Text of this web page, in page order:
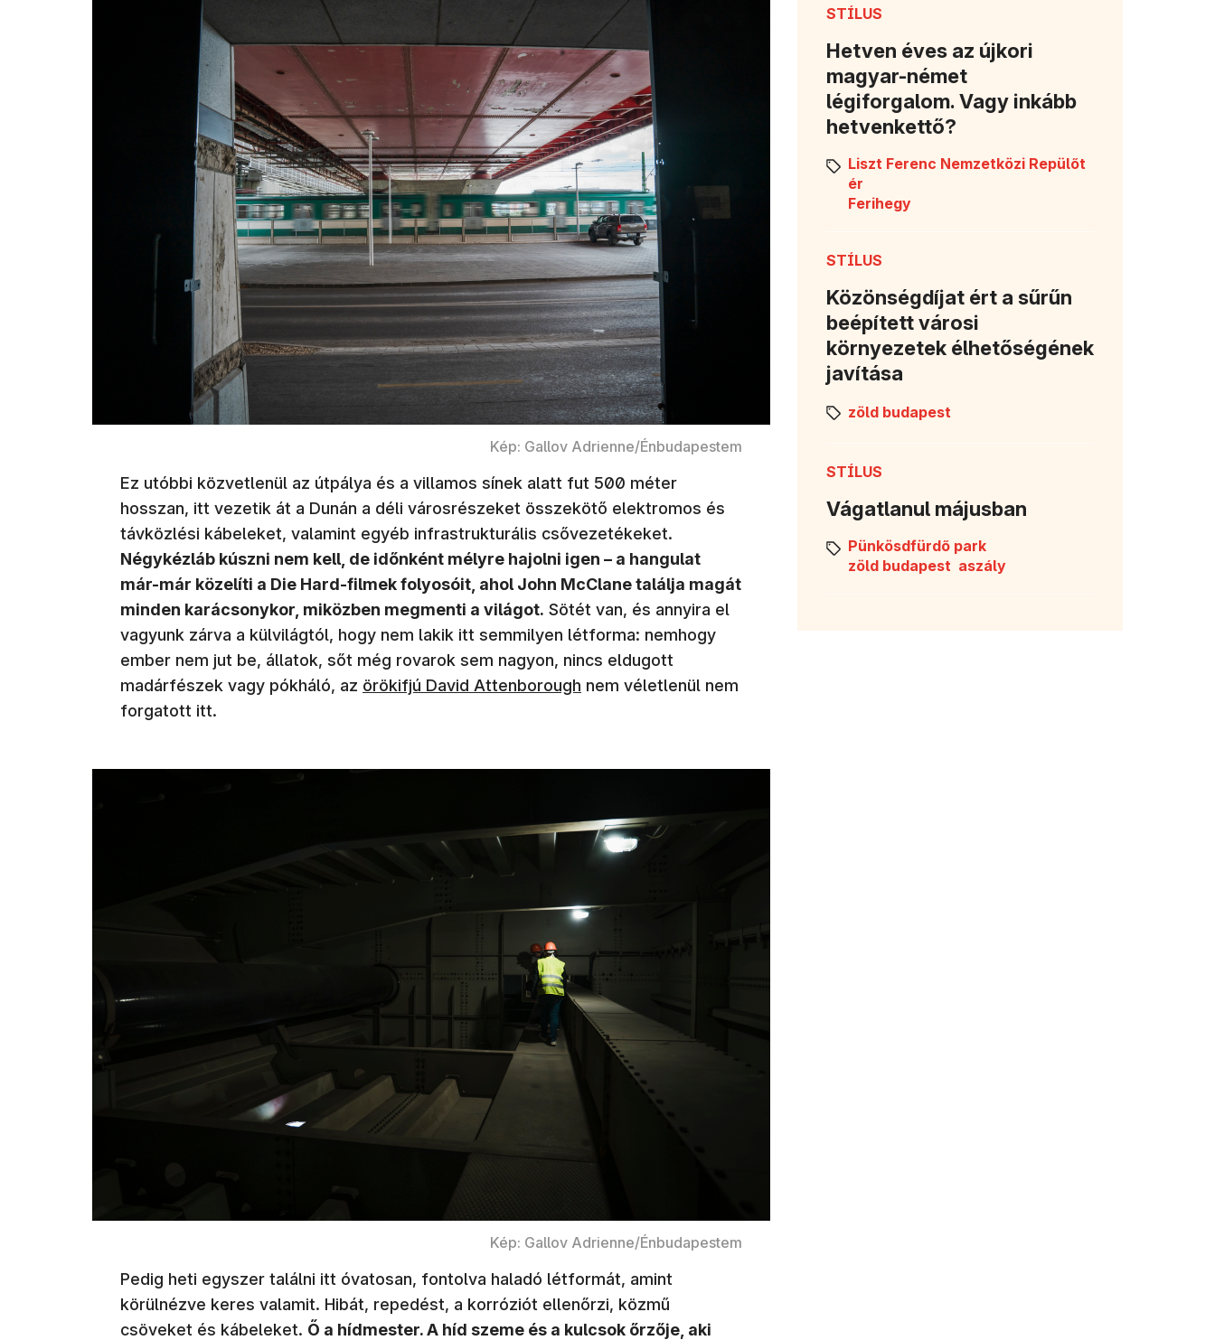
Kép: Gallov Adrienne/Énbudapestem
Ez utóbbi közvetlenül az útpálya és a villamos sínek alatt fut 500 méter
hosszan, itt vezetik át a Dunán a déli városrészeket összekötő elektromos és
távközlési kábeleket, valamint egyéb infrastrukturális csővezetékeket.
Négykézláb kúszni nem kell, de időnként mélyre hajolni igen – a hangulat
már-már közelíti a Die Hard-filmek folyosóit, ahol John McClane találja magát
minden karácsonykor, miközben megmenti a világot. Sötét van, és annyira el
vagyunk zárva a külvilágtól, hogy nem lakik itt semmilyen létforma: nemhogy
ember nem jut be, állatok, sőt még rovarok sem nagyon, nincs eldugott
madárfészek vagy pókháló, az örökifjú David Attenborough nem véletlenül nem
forgatott itt.
Kép: Gallov Adrienne/Énbudapestem
Pedig heti egyszer találni itt óvatosan, fontolva haladó létformát, amint
körülnézve keres valamit. Hibát, repedést, a korróziót ellenőrzi, közmű
csöveket és kábeleket. Ő a hídmester. A híd szeme és a kulcsok őrzője, aki
STÍLUS
Hetven éves az újkori
magyar-német
légiforgalom. Vagy inkább
hetvenkettő?
Liszt Ferenc Nemzetközi Repülőt
ér
Ferihegy
STÍLUS
Közönségdíjat ért a sűrűn
beépített városi
környezetek élhetőségének
javítása
zöld budapest
STÍLUS
Vágatlanul májusban
Pünkösdfürdő park
zöld budapest aszály